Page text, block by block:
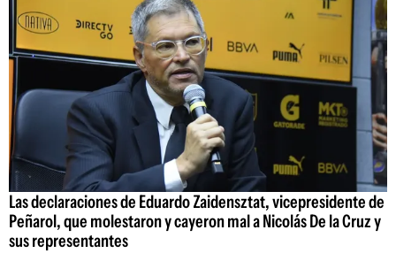
Las declaraciones de Eduardo Zaidensztat, vicepresidente de
Peñarol, que molestaron y cayeron mal a Nicolás De la Cruz y
sus representantes